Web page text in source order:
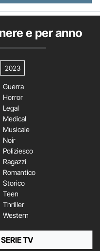
e per anno
2023
Guerra
Horror
Legal
Medical
Musicale
Noir
Poliziesco
Ragazzi
Romantico
Storico
Teen
Thriller
Western
TV